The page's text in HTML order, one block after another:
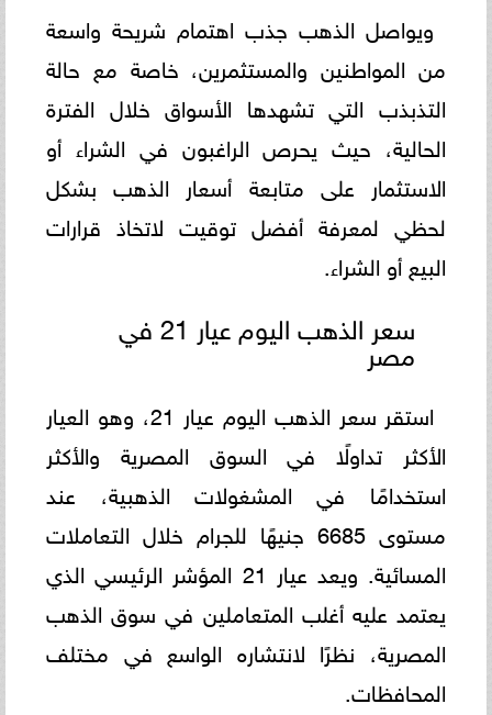
ويواصل الذهب جذب اهتمام شريحة واسعة
من المواطنين والمستثمرين، خاصة مع حالة
التذبذب التي تشهدها الأسواق خلال الفترة
الحالية، حيث يحرص الراغبون في الشراء أو
الاستثمار على متابعة أسعار الذهب بشكل
لحظي لمعرفة أفضل توقيت لاتخاذ قرارات
البيع أو الشراء.
سعر الذهب اليوم عيار 21 في
مصر
استقر سعر الذهب اليوم عيار 21، وهو العيار
الأكثر تداولًا في السوق المصرية والأكثر
استخدامًا في المشغولات الذهبية، عند
مستوى 6685 جنيهًا للجرام خلال التعاملات
المسائية. ويعد عيار 21 المؤشر الرئيسي الذي
يعتمد عليه أغلب المتعاملين في سوق الذهب
المصرية، نظرًا لانتشاره الواسع في مختلف
المحافظات.